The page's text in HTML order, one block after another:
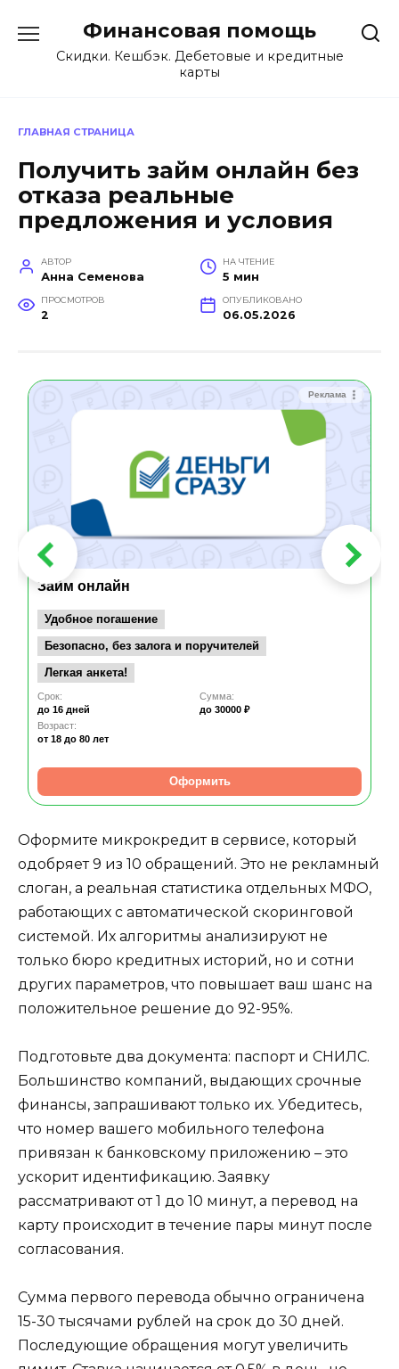
содержанию
Финансовая помощь
Скидки. Кешбэк. Дебетовые и кредитные
карты
ГЛАВНАЯ СТРАНИЦА
Получить займ онлайн без
отказа реальные
предложения и условия
АВТОР
Анна Семенова
НА ЧТЕНИЕ
5 мин
ПРОСМОТРОВ
2
ОПУБЛИКОВАНО
06.05.2026
Реклама
Займ онлайн
Удобное погашение
Безопасно, без залога и поручителей
Легкая анкета!
Срок:
до 16 дней
Сумма:
до 30000 ₽
Возраст:
от 18 до 80 лет
Оформить
Оформите микрокредит в сервисе, который
одобряет 9 из 10 обращений. Это не рекламный
слоган, а реальная статистика отдельных МФО,
работающих с автоматической скоринговой
системой. Их алгоритмы анализируют не
только бюро кредитных историй, но и сотни
других параметров, что повышает ваш шанс на
положительное решение до 92-95%.
Подготовьте два документа: паспорт и СНИЛС.
Большинство компаний, выдающих срочные
финансы, запрашивают только их. Убедитесь,
что номер вашего мобильного телефона
привязан к банковскому приложению – это
ускорит идентификацию. Заявку
рассматривают от 1 до 10 минут, а перевод на
карту происходит в течение пары минут после
согласования.
Сумма первого перевода обычно ограничена
15-30 тысячами рублей на срок до 30 дней.
Последующие обращения могут увеличить